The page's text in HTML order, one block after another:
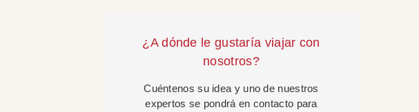
¿A dónde le gustaría viajar con
nosotros?
Cuéntenos su idea y uno de nuestros
expertos se pondrá en contacto para